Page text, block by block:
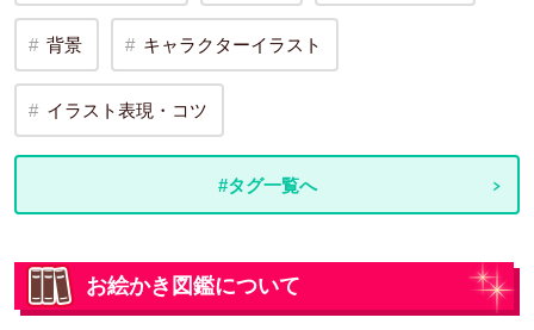
背景 キャラクターイラスト
イラスト表現・コツ
#タグ一覧へ
お絵かき図鑑について